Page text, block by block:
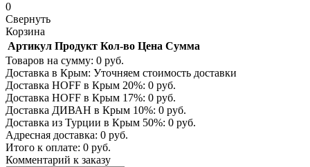
0
Свернуть
Корзина
Артикул Продукт Кол-во Цена Сумма
Товаров на сумму: 0 руб.
Доставка в Крым: Уточняем стоимость доставки
Доставка HOFF в Крым 20%: 0 руб.
Доставка HOFF в Крым 17%: 0 руб.
Доставка ДИВАН в Крым 10%: 0 руб.
Доставка из Турции в Крым 50%: 0 руб.
Адресная доставка: 0 руб.
Итого к оплате: 0 руб.
Комментарий к заказу